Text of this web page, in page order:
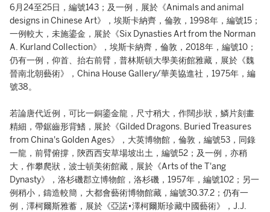
6月24至25日，編號143；及一例，展於《Animals and animal
designs in Chinese Art》，埃斯卡納齊，倫敦，1998年，編號15；
一例較大，未施鎏金，展於《Six Dynasties Art from the Norman
A. Kurland Collection》，埃斯卡納齊，倫敦，2018年，編號10；
仍有一例，仰首、抬右前臂，普林斯頓大學美術館雅藏，展於《魏
晉南北朝藝術》，China House Gallery/華美協進社，1975年，編
號38。
若論唐代近例，可比一銅鎏金龍，尺寸稍大，作闊步狀，鱗片刻畫
精細，帶鋸齒形背鰭，展於《Gilded Dragons. Buried Treasures
from China's Golden Ages》，大英博物館，倫敦，編號53，同錄
一龍，前臂俯撐，陝西西安草場坡出土，編號52；及一例，亦稍
大，作攀爬狀，波士頓美術館藏，展於《Arts of the T'ang
Dynasty》，洛杉磯郡立博物館，洛杉磯，1957年，編號102；另一
例稍小，鑄造較簡，大都會藝術博物館藏，編號30.37.2；仍有一
例，澤柯爾斯雅蓄，展於《亞諾•澤柯爾斯珍藏中國藝術》，J.J.